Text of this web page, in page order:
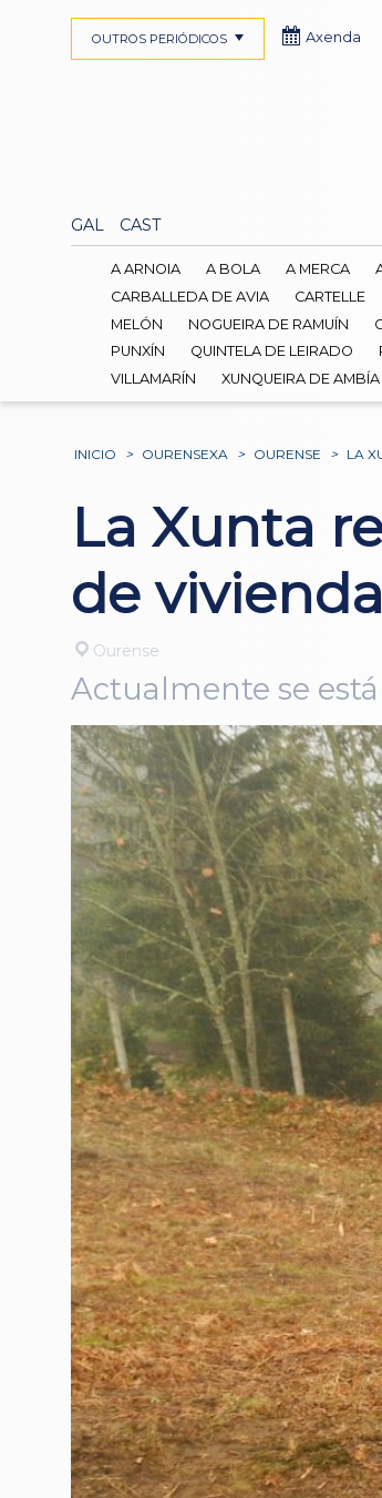
GAL CAST
OUTROS PERIÓDICOS Axenda
A ARNOIA A BOLA A MERCA
CARBALLEDA DE AVIA
CARTELLE
MELÓN
NOGUEIRA DE RAMUÍN
PUNXÍN
QUINTELA DE LEIRADO
VILLAMARÍN
XUNQUEIRA DE AMBÍA
INICIO > OURENSEXA > OURENSE > LA
La Xunta
de
Ourense
Actualmente se